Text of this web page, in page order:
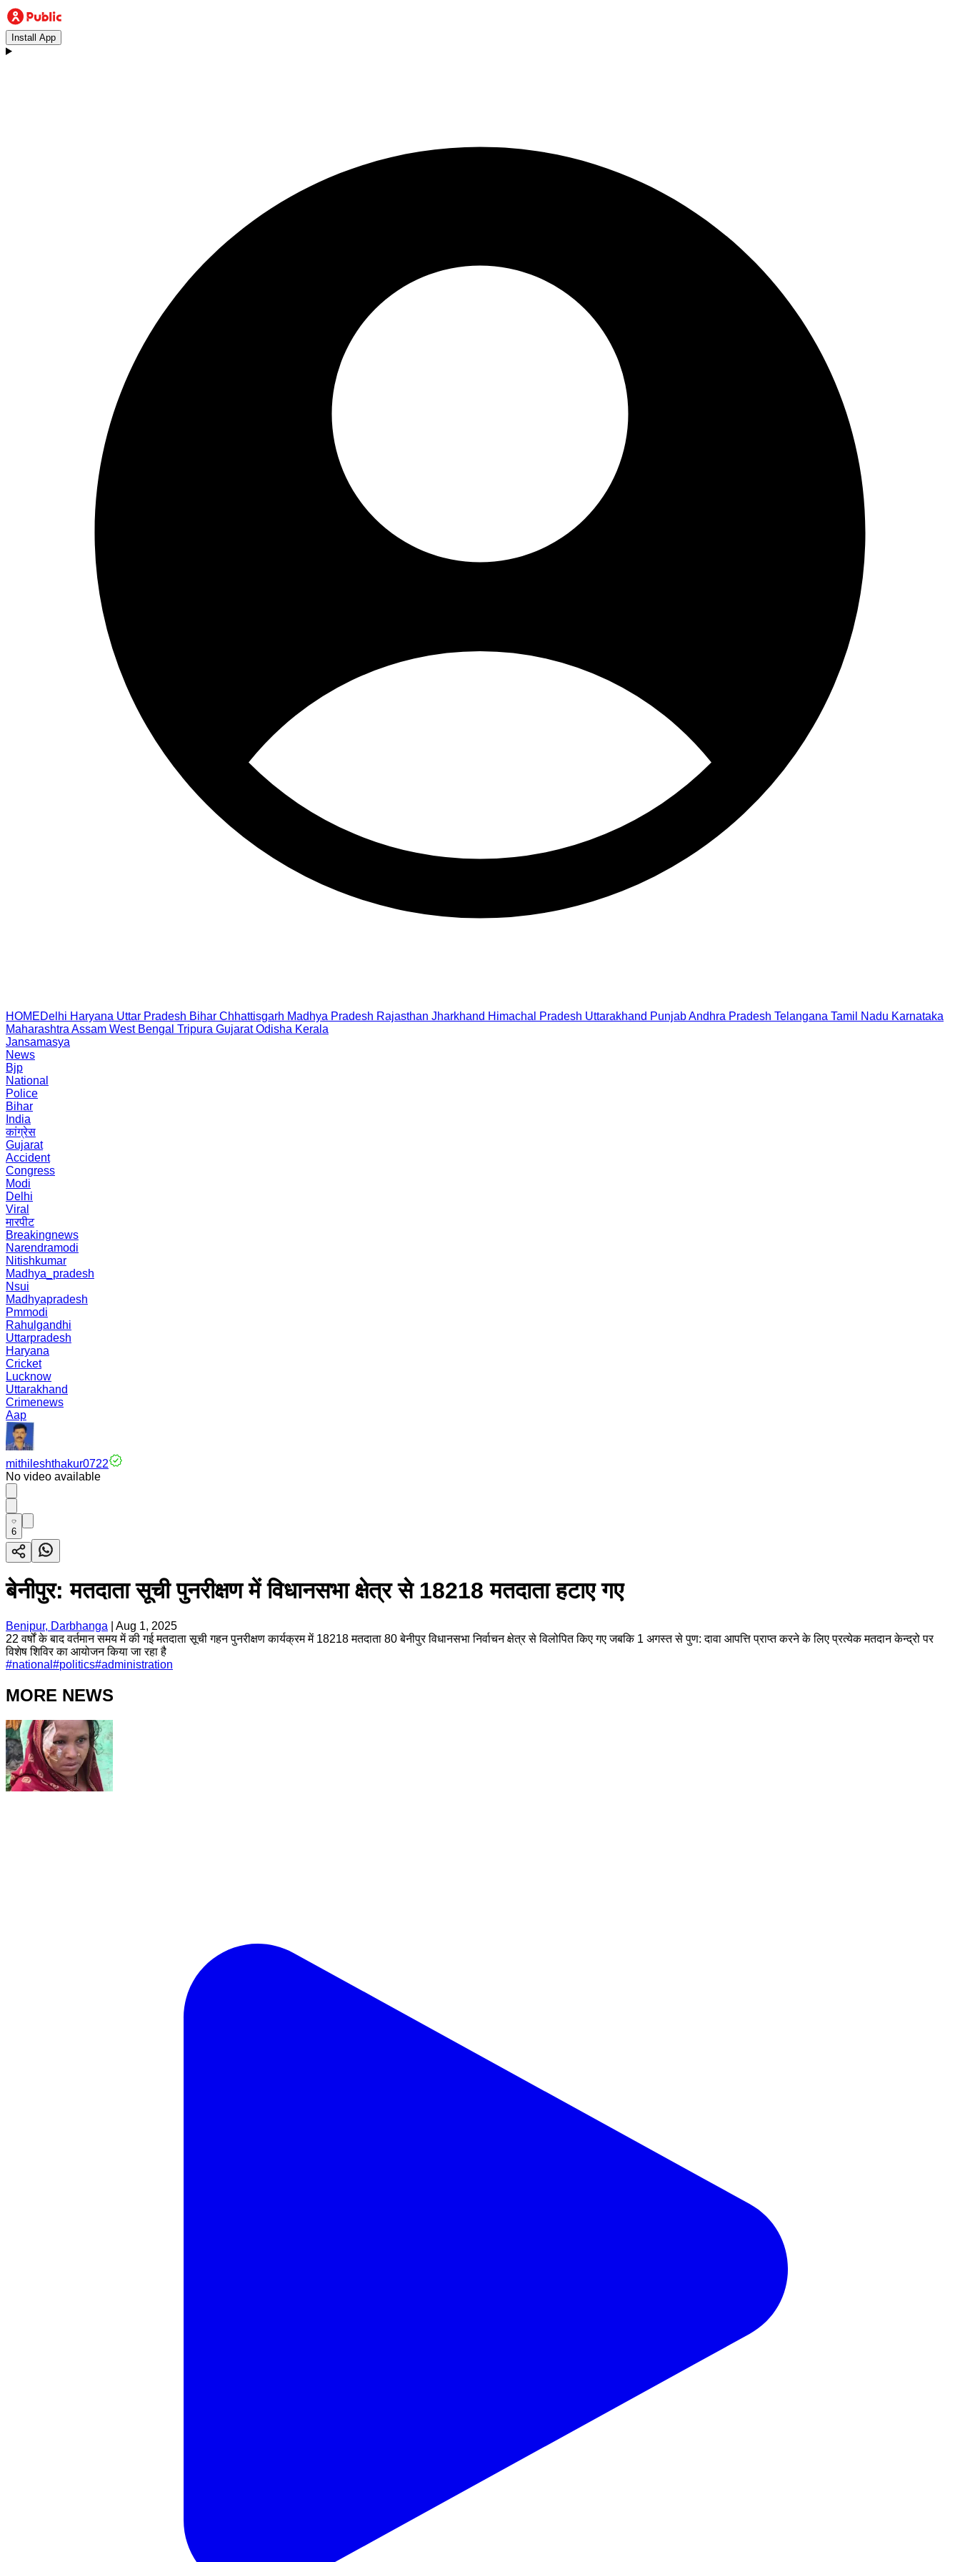
Install App
HOMEDelhi Haryana Uttar Pradesh Bihar Chhattisgarh Madhya Pradesh Rajasthan Jharkhand Himachal Pradesh Uttarakhand PunjabAndhra Pradesh Telangana Tamil Nadu Karnataka
Maharashtra Assam West Bengal Tripura Gujarat Odisha Kerala
Jansamasya
News
Bjp
National
Police
Bihar
India
कांग्रेस
Gujarat
Accident
Congress
Modi
Delhi
Viral
मारपीट
Breakingnews
Narendramodi
Nitishkumar
Madhya_pradesh
Nsui
Madhyapradesh
Pmmodi
Rahulgandhi
Uttarpradesh
Haryana
Cricket
Lucknow
Uttarakhand
Crimenews
Aap
mithileshthakur0722
No video available
6
बेनीपुर: मतदाता सूची पुनरीक्षण में विधानसभा क्षेत्र से 18218 मतदाता हटाए गए
Benipur, Darbhanga
Aug 1, 2025
22 वर्षों के बाद वर्तमान समय में की गई मतदाता सूची गहन पुनरीक्षण कार्यक्रम में 18218 मतदाता 80 बेनीपुर विधानसभा निर्वाचन क्षेत्र से विलोपित किए गए जबकि 1 अगस्त से पुण: दावा आपत्ति प्राप्त करने के लिए प्रत्येक मतदान केन्द्रो पर
विशेष शिविर का आयोजन किया जा रहा है
#national #politics#administration
MORE NEWS